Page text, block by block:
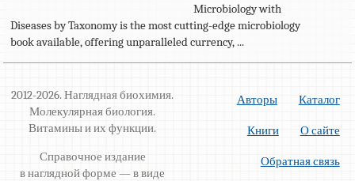
Microbiology with
Diseases by Taxonomy is the most cutting-edge microbiology
book available, offering unparalleled currency, ...
2012-2026. Наглядная биохимия.
Молекулярная биология.
Витамины и их функции.
Справочное издание
в наглядной форме — в виде
Авторы Каталог
Книги О сайте
Обратная связь